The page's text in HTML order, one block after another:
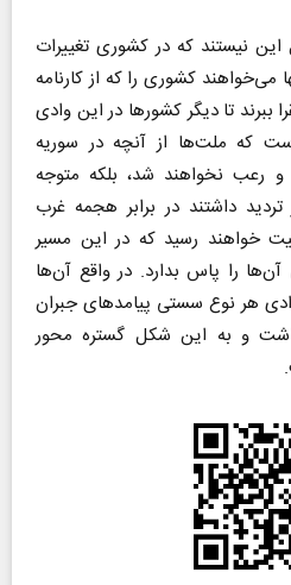
این نیستند که در کشوری تغییرات
می‌خواهند کشوری را که از کارنامه
ببرند تا دیگر کشور‌ها در این وادی
که ملت‌ها از آنچه در سوریه
رعب نخواهند شد، بلکه متوجه
داشتند در برابر هجمه غرب
خواهند رسید که در این مسیر
را پاس بدارد. در واقع آن‌ها
هر نوع سستی پیامد‌های جبران
و به این شکل گستره محور